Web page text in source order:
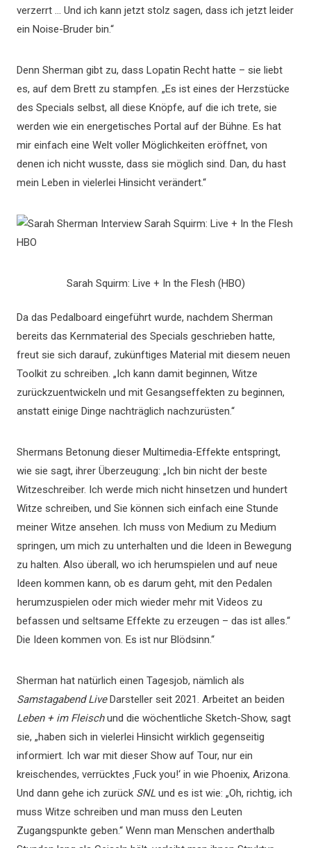
verzerrt … Und ich kann jetzt stolz sagen, dass ich jetzt leider
ein Noise-Bruder bin.“
Denn Sherman gibt zu, dass Lopatin Recht hatte – sie liebt
es, auf dem Brett zu stampfen. „Es ist eines der Herzstücke
des Specials selbst, all diese Knöpfe, auf die ich trete, sie
werden wie ein energetisches Portal auf der Bühne. Es hat
mir einfach eine Welt voller Möglichkeiten eröffnet, von
denen ich nicht wusste, dass sie möglich sind. Dan, du hast
mein Leben in vielerlei Hinsicht verändert.“
Sarah Squirm: Live + In the Flesh (HBO)
Da das Pedalboard eingeführt wurde, nachdem Sherman
bereits das Kernmaterial des Specials geschrieben hatte,
freut sie sich darauf, zukünftiges Material mit diesem neuen
Toolkit zu schreiben. „Ich kann damit beginnen, Witze
zurückzuentwickeln und mit Gesangseffekten zu beginnen,
anstatt einige Dinge nachträglich nachzurüsten.“
Shermans Betonung dieser Multimedia-Effekte entspringt,
wie sie sagt, ihrer Überzeugung: „Ich bin nicht der beste
Witzeschreiber. Ich werde mich nicht hinsetzen und hundert
Witze schreiben, und Sie können sich einfach eine Stunde
meiner Witze ansehen. Ich muss von Medium zu Medium
springen, um mich zu unterhalten und die Ideen in Bewegung
zu halten. Also überall, wo ich herumspielen und auf neue
Ideen kommen kann, ob es darum geht, mit den Pedalen
herumzuspielen oder mich wieder mehr mit Videos zu
befassen und seltsame Effekte zu erzeugen – das ist alles.“
Die Ideen kommen von. Es ist nur Blödsinn.“
Sherman hat natürlich einen Tagesjob, nämlich als
Samstagabend LiveDarsteller seit 2021. Arbeitet an beiden
Leben + im Fleischund die wöchentliche Sketch-Show, sagt
sie, „haben sich in vielerlei Hinsicht wirklich gegenseitig
informiert. Ich war mit dieser Show auf Tour, nur ein
kreischendes, verrücktes ‚Fuck you!‘ in wie Phoenix, Arizona.
Und dann gehe ich zurück SNL und es ist wie: „Oh, richtig, ich
muss Witze schreiben und man muss den Leuten
Zugangspunkte geben.“ Wenn man Menschen anderthalb